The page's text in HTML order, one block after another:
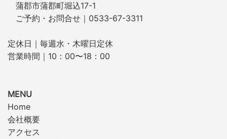
蒲郡市蒲郡町堀込17-1
ご予約・お問合せ｜0533-67-3311
定休日｜毎週水・木曜日定休
営業時間｜10：00〜18：00
MENU
Home
会社概要
アクセス